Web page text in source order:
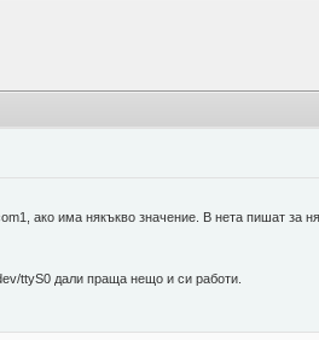
ако има някъкво значение. В нета пишат за
ttyS0 дали праща нещо и си работи.